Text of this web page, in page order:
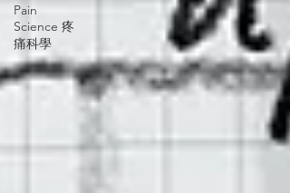
Pain
Science 疼
痛科學